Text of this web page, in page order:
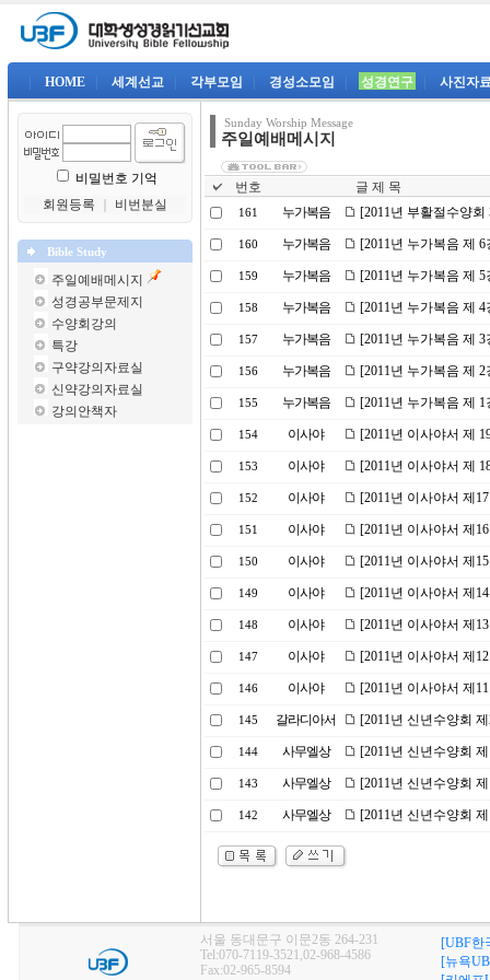
HOME 세계선교 각부모임 경성소모임 성경연구 사진자
비밀번호 기억
회원등록
비번분실
Bible Study
주일예배메시지
성경공부문제지
수양회강의
특강
구약강의자료실
신약강의자료실
강의안책자
Sunday Worship Message
주일예배메시지
번호 글 제 목
161 누가복음 [2011년 부활절수양
160 누가복음 [2011년 누가복음 제
159 누가복음 [2011년 누가복음 제
158 누가복음 [2011년 누가복음 제
157 누가복음 [2011년 누가복음 제
156 누가복음 [2011년 누가복음 제
155 누가복음 [2011년 누가복음 제
154 이사야 [2011년 이사야서 제
153 이사야 [2011년 이사야서 제
152 이사야 [2011년 이사야서 제
151 이사야 [2011년 이사야서 제
150 이사야 [2011년 이사야서 제
149 이사야 [2011년 이사야서 제
148 이사야 [2011년 이사야서 제
147 이사야 [2011년 이사야서 제
146 이사야 [2011년 이사야서 제
145 갈라디아서 [2011년 신년수양회
144 사무엘상 [2011년 신년수양회
143 사무엘상 [2011년 신년수양회
142 사무엘상 [2011년 신년수양회
서울 동대문구 이문2동 264-231
Tel:070-7119-3521,02-968-4586
Fax:02-965-8594
[UBF한
[뉴욕